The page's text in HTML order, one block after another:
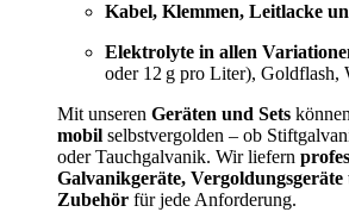
Kabel, Klemmen, Leitlacke
Elektrolyte in allen
oder 12 g pro Liter), Goldflash,
Mit unseren Geräten und Sets
mobil selbstvergolden – ob
oder Tauchgalvanik. Wir liefern
Galvanikgeräte, Vergoldungsgeräte
Zubehör für jede Anforderung.